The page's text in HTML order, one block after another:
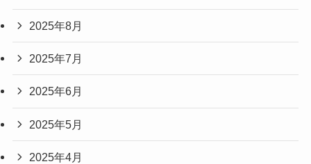
2025年8月
2025年7月
2025年6月
2025年5月
2025年4月